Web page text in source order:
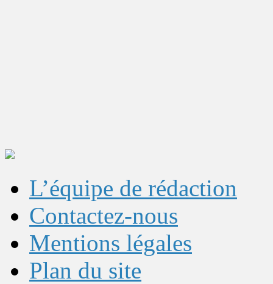
L’équipe de rédaction
Contactez-nous
Mentions légales
Plan du site